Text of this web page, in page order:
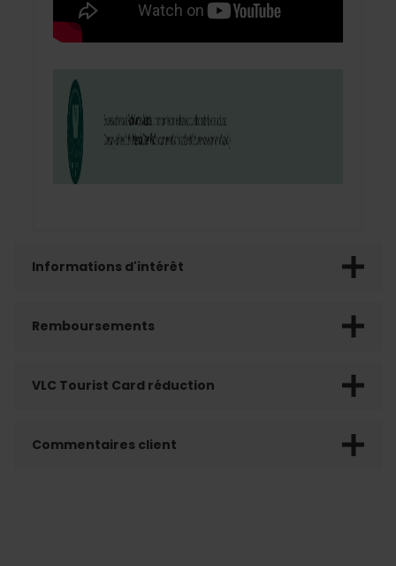
Informations d'intérêt
Remboursements
VLC Tourist Card réduction
Commentaires client